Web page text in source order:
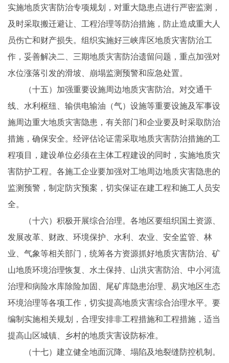
实施地质灾害防治专项规划，对重大隐患点进行严密监测，
及时采取搬迁避让、工程治理等防治措施，防止造成重大人
员伤亡和财产损失。组织实施好三峡库区地质灾害防治工
作，妥善解决二、三期地质灾害防治遗留问题，重点加强对
水位涨落引发的滑坡、崩塌监测预警和应急处置。
（十五）加强重要设施周边地质灾害防治。对交通干
线、水利枢纽、输供电输油（气）设施等重要设施及军事设
施周边重大地质灾害隐患，有关部门和企业要及时采取防治
措施，确保安全。经评估论证需采取地质灾害防治措施的工
程项目，建设单位必须在主体工程建设的同时，实施地质灾
害防护工程。各施工企业要加强对工地周边地质灾害隐患的
监测预警，制定防灾预案，切实保证在建工程和施工人员安
全。
（十六）积极开展综合治理。各地区要组织国土资源、
发展改革、财政、环境保护、水利、农业、安全监管、林
业、气象等相关部门，统筹各方资源抓好地质灾害防治、矿
山地质环境治理恢复、水土保持、山洪灾害防治、中小河流
治理和病险水库除险加固、尾矿库隐患治理、易灾地区生态
环境治理等各项工作，切实提高地质灾害综合治理水平。要
编制实施相关规划，合理安排非工程措施和工程措施，适当
提高山区城镇、乡村的地质灾害设防标准。
（十七）建立健全地面沉降、塌陷及地裂缝防控机制。